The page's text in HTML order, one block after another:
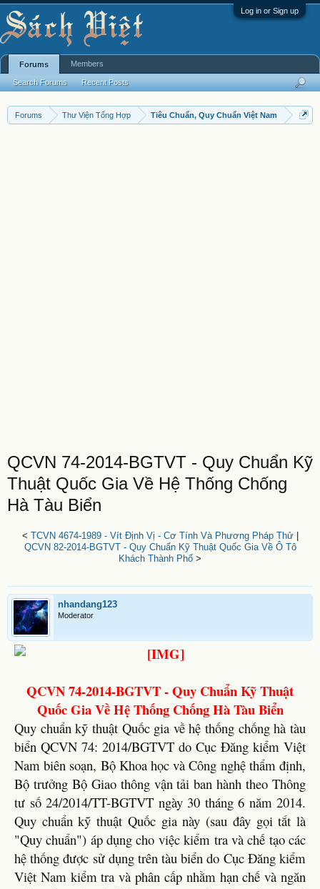
Log in or Sign up
Forums Thư Viện Tổng Hợp Tiêu Chuẩn, Quy Chuẩn Việt Nam
QCVN 74-2014-BGTVT - Quy Chuẩn Kỹ
Thuật Quốc Gia Về Hệ Thống Chống
Hà Tàu Biển
< TCVN 4674-1989 - Vít Định Vị - Cơ Tính Và Phương Pháp Thử|
QCVN 82-2014-BGTVT - Quy Chuẩn Kỹ Thuật Quốc Gia Về Ô Tô
Khách Thành Phố >
nhandang123
Moderator
QCVN 74-2014-BGTVT - Quy Chuẩn Kỹ Thuật
Quốc Gia Về Hệ Thống Chống Hà Tàu Biển
Quy chuẩn kỹ thuật Quốc gia về hệ thống chống hà tàu
biển QCVN 74: 2014/BGTVT do Cục Đăng kiểm Việt
Nam biên soạn, Bộ Khoa học và Công nghệ thẩm định,
Bộ trưởng Bộ Giao thông vận tải ban hành theo Thông
tư số 24/2014/TT-BGTVT ngày 30 tháng 6 năm 2014.
Quy chuẩn kỹ thuật Quốc gia này (sau đây gọi tắt là
"Quy chuẩn") áp dụng cho việc kiểm tra và chế tạo các
hệ thống được sử dụng trên tàu biển do Cục Đăng kiểm
Việt Nam kiểm tra và phân cấp nhằm hạn chế và ngăn
Forums
Search Forums Recent Posts
Members